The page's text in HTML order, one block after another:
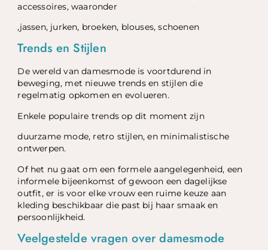
accessoires, waaronder
,jassen, jurken, broeken, blouses, schoenen
Trends en Stijlen
De wereld van damesmode is voortdurend in
beweging, met nieuwe trends en stijlen die
regelmatig opkomen en evolueren.
Enkele populaire trends op dit moment zijn
duurzame mode, retro stijlen, en minimalistische
ontwerpen.
Of het nu gaat om een formele aangelegenheid, een
informele bijeenkomst of gewoon een dagelijkse
outfit, er is voor elke vrouw een ruime keuze aan
kleding beschikbaar die past bij haar smaak en
persoonlijkheid.
Veelgestelde vragen over damesmode